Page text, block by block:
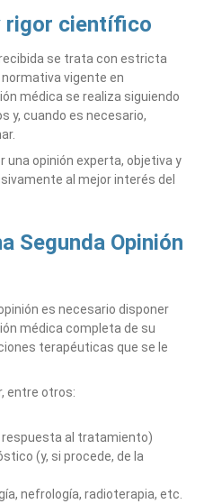
rigor científico
se trata con estricta
vigente en
médica se realiza siguiendo
y, cuando es necesario,
opinión experta, objetiva y
al mejor interés del
Segunda Opinión
es necesario disponer
médica completa de su
terapéuticas que se le
entre otros:
respuesta al tratamiento)
(y, si procede, de la
nefrología, radioterapia, etc.